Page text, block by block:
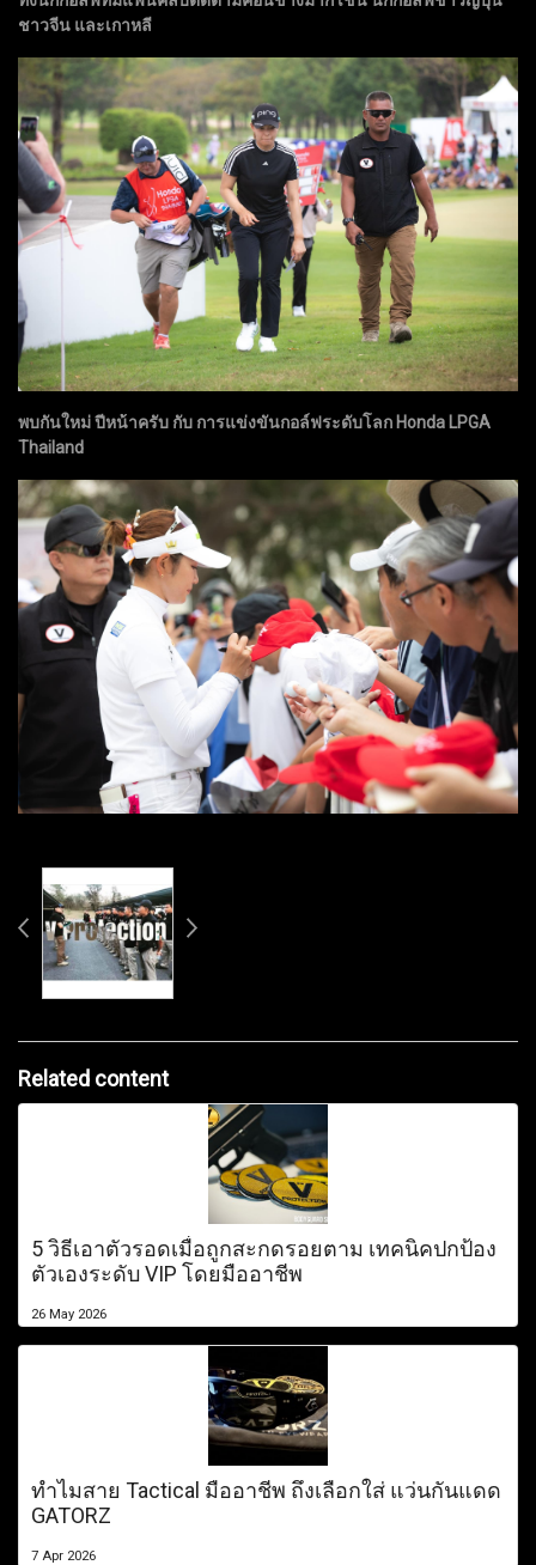
ชาวจีน และเกาหลี
พบกันใหม่ ปีหน้าครับ กับ การแข่งขันกอล์ฟระดับโลก Honda LPGA
Thailand
Related content
5 วิธีเอาตัวรอดเมื่อถูกสะกดรอยตาม เทคนิคปกป้อง
ตัวเองระดับ VIP โดยมืออาชีพ
26 May 2026
ทำไมสาย Tactical มืออาชีพ ถึงเลือกใส่ แว่นกันแดด
GATORZ
7 Apr 2026